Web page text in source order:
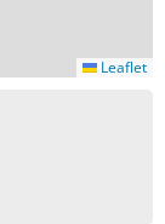
Leaflet